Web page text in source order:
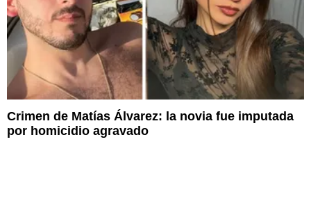
Crimen de Matías Álvarez: la novia fue imputada
por homicidio agravado